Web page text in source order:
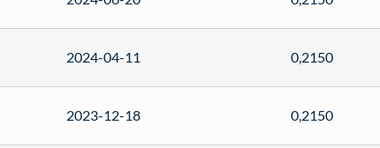
2024-04-11 0,2150
2023-12-18 0,2150